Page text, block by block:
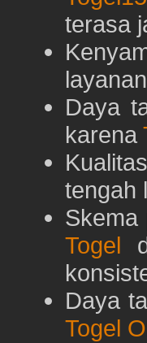
terasa
Daya
karena
tengah
Skema
Togel
Daya
Togel